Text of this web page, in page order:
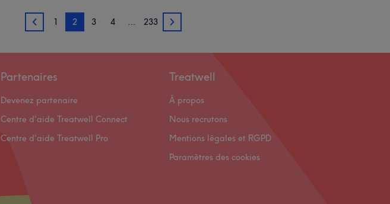
1 1 2 3 4 … 233 3
Partenaires
Devenez partenaire
Centre d'aide Treatwell Connect
Centre d'aide Treatwell Pro
Treatwell
À propos
Nous recrutons
Mentions légales et RGPD
Paramètres des cookies